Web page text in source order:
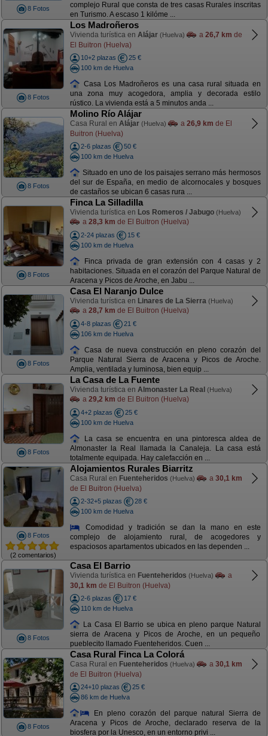
8 Fotos
complejo Rural que consta de tres casas Rurales inscritas
en Turismo. A escaso 1 kilóme ...
8 Fotos
Los Madroñeros
Vivienda turística en Alájar (Huelva) a 26,7 km de
El Buitron (Huelva)
10+2 plazas
25 €
100 km de Huelva
Casa Los Madroñeros es una casa rural situada en
una zona muy acogedora, amplia y decorada estilo
rústico. La vivienda está a 5 minutos anda ...
8 Fotos
Molino Río Alájar
Casa Rural en Alájar (Huelva) a 26,9 km de El
Buitron (Huelva)
2-6 plazas
50 €
100 km de Huelva
Situado en uno de los paisajes serrano más hermosos
del sur de España, en medio de alcornocales y bosques
de castaños se ubican 6 casas rura ...
8 Fotos
Finca La Silladilla
Vivienda turística en Los Romeros / Jabugo (Huelva)
a 28,3 km de El Buitron (Huelva)
2-24 plazas
15 €
100 km de Huelva
Finca privada de gran extensión con 4 casas y 2
habitaciones. Situada en el corazón del Parque Natural de
Aracena y Picos de Aroche, en Jabu ...
8 Fotos
Casa El Naranjo Dulce
Vivienda turística en Linares de La Sierra (Huelva)
a 28,7 km de El Buitron (Huelva)
4-8 plazas
21 €
106 km de Huelva
Casa de nueva construcción en pleno corazón del
Parque Natural Sierra de Aracena y Picos de Aroche.
Amplia, ventilada y luminosa, bien equip ...
8 Fotos
La Casa de La Fuente
Vivienda turística en Almonaster La Real (Huelva)
a 29,2 km de El Buitron (Huelva)
4+2 plazas
25 €
100 km de Huelva
La casa se encuentra en una pintoresca aldea de
Almonaster la Real llamada la Canaleja. La casa está
totalmente equipada. Hay calefacción en ...
8 Fotos
(2 comentarios)
Alojamientos Rurales Biarritz
Casa Rural en Fuenteheridos (Huelva) a 30,1 km
de El Buitron (Huelva)
2-32+5 plazas
28 €
100 km de Huelva
Comodidad y tradición se dan la mano en este
complejo de alojamiento rural, de acogedores y
espaciosos apartamentos ubicados en las dependen ...
8 Fotos
Casa El Barrio
Vivienda turística en Fuenteheridos (Huelva)
a
30,1 km de El Buitron (Huelva)
2-6 plazas
17 €
110 km de Huelva
La Casa El Barrio se ubica en pleno parque Natural
sierra de Aracena y Picos de Aroche, en un pequeño
pueblecito llamado Fuenteheridos. Cuen ...
8 Fotos
Casa Rural Finca La Colorá
Casa Rural en Fuenteheridos (Huelva) a 30,1 km
de El Buitron (Huelva)
24+10 plazas
25 €
86 km de Huelva
En pleno corazón del parque natural Sierra de
Aracena y Picos de Aroche, declarado reserva de la
biosfera por la Unesco, en un entorno privi ...